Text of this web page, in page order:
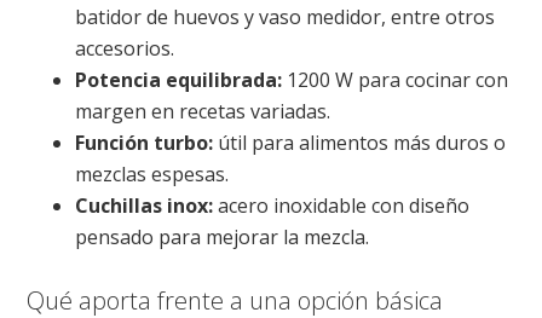
batidor de huevos y vaso medidor, entre otros
accesorios.
Potencia equilibrada: 1200 W para cocinar con
margen en recetas variadas.
Función turbo: útil para alimentos más duros o
mezclas espesas.
Cuchillas inox:acero inoxidable con diseño
pensado para mejorar la mezcla.
Qué aporta frente a una opción básica